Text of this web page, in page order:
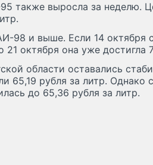
также выросла за неделю.
98 и выше. Если 14 октября
21 октября она уже достигла
области оставались
65,19 рубля за литр. Однако
до 65,36 рубля за литр.